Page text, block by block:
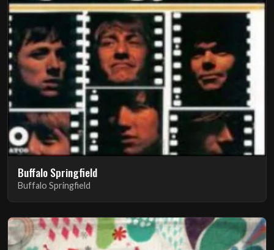
Buffalo Springfield
Buffalo Springfield